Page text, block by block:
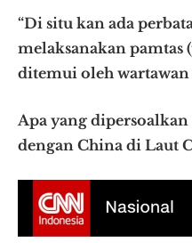
“Di situ kan ada
melaksanakan pamtas
ditemui oleh wartawan
Apa yang
dengan China di Laut